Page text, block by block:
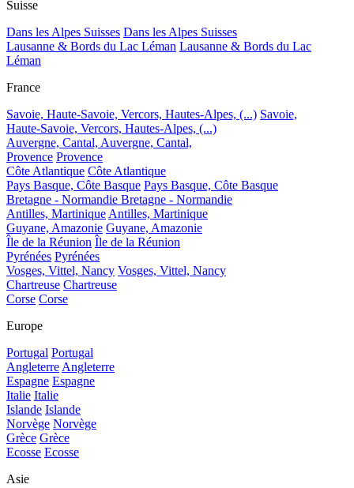
Suisse
Dans les Alpes Suisses Dans les Alpes Suisses
Lausanne & Bords du Lac Léman Lausanne & Bords du Lac
Léman
France
Savoie, Haute-Savoie, Vercors, Hautes-Alpes, (...) Savoie,
Haute-Savoie, Vercors, Hautes-Alpes, (...)
Auvergne, Cantal, Auvergne, Cantal,
Provence Provence
Côte Atlantique Côte Atlantique
Pays Basque, Côte Basque Pays Basque, Côte Basque
Bretagne - Normandie Bretagne - Normandie
Antilles, Martinique Antilles, Martinique
Guyane, Amazonie Guyane, Amazonie
Île de la Réunion Île de la Réunion
Pyrénées Pyrénées
Vosges, Vittel, Nancy Vosges, Vittel, Nancy
Chartreuse Chartreuse
Corse Corse
Europe
Portugal Portugal
Angleterre Angleterre
Espagne Espagne
Italie Italie
Islande Islande
Norvège Norvège
Grèce Grèce
Ecosse Ecosse
Asie